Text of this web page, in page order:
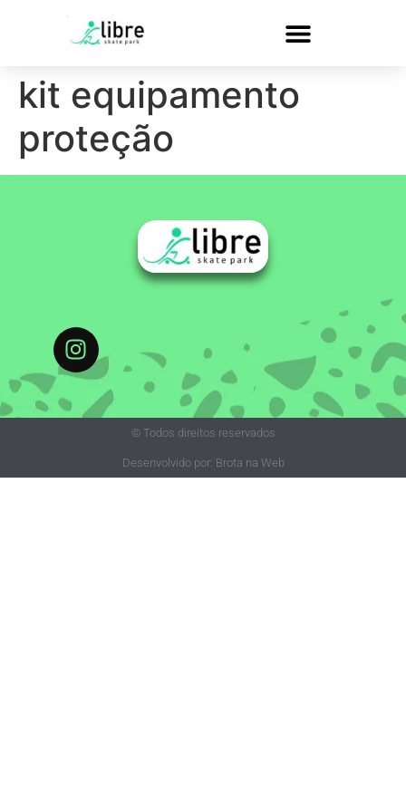
kit equipamento
proteção
© Todos direitos reservados
Desenvolvido por: Brota na Web